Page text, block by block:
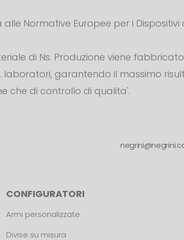
Normative Europee per i Dispositivi
di Ns. Produzione viene
laboratori, garantendo il massimo
che di controllo di qualita'.
CONFIGURATORI
Armi personalizzate
Divise su misura